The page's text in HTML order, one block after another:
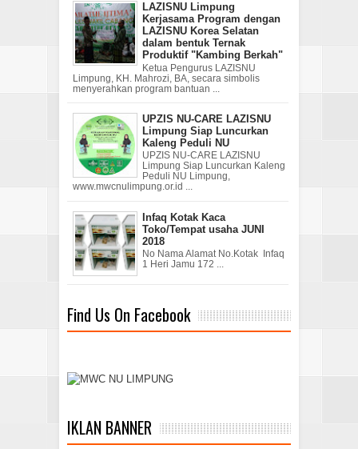
LAZISNU Limpung
Kerjasama Program dengan
LAZISNU Korea Selatan
dalam bentuk Ternak
Produktif "Kambing Berkah"
Ketua Pengurus LAZISNU
Limpung, KH. Mahrozi, BA, secara simbolis
menyerahkan program bantuan ...
UPZIS NU-CARE LAZISNU
Limpung Siap Luncurkan
Kaleng Peduli NU
UPZIS NU-CARE LAZISNU
Limpung Siap Luncurkan Kaleng
Peduli NU Limpung,
www.mwcnulimpung.or.id ...
Infaq Kotak Kaca
Toko/Tempat usaha JUNI
2018
No Nama Alamat No.Kotak Infaq
1 Heri Jamu 172 ...
Find Us On Facebook
IKLAN BANNER